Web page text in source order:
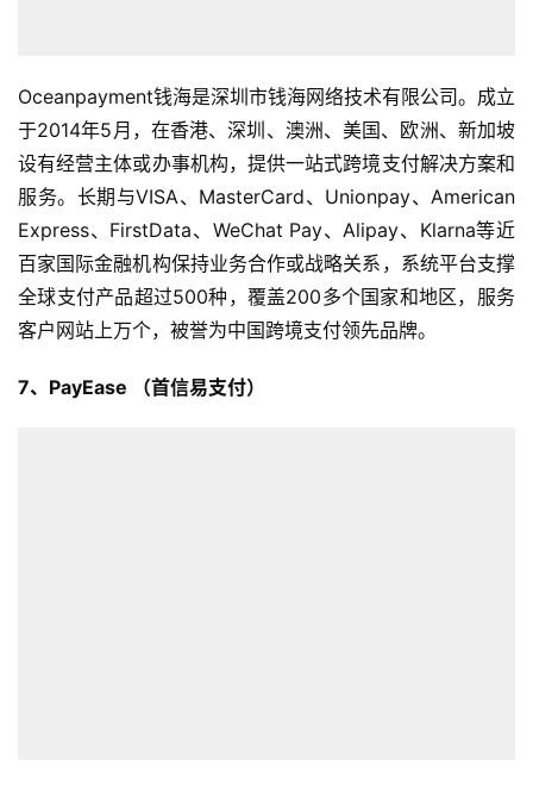
Oceanpayment钱海是深圳市钱海网络技术有限公司。成立
于2014年5月，在香港、深圳、澳洲、美国、欧洲、新加坡
设有经营主体或办事机构，提供一站式跨境支付解决方案和
服务。长期与VISA、MasterCard、Unionpay、American
Express、FirstData、WeChat Pay、Alipay、Klarna等近
百家国际金融机构保持业务合作或战略关系，系统平台支撑
全球支付产品超过500种，覆盖200多个国家和地区，服务
客户网站上万个，被誉为中国跨境支付领先品牌。
7、PayEase （首信易支付）